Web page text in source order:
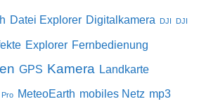
Datei Explorer Digitalkamera DJI DJI
Explorer Fernbedienung
GPS Kamera Landkarte
Pro MeteoEarth mobiles Netz mp3